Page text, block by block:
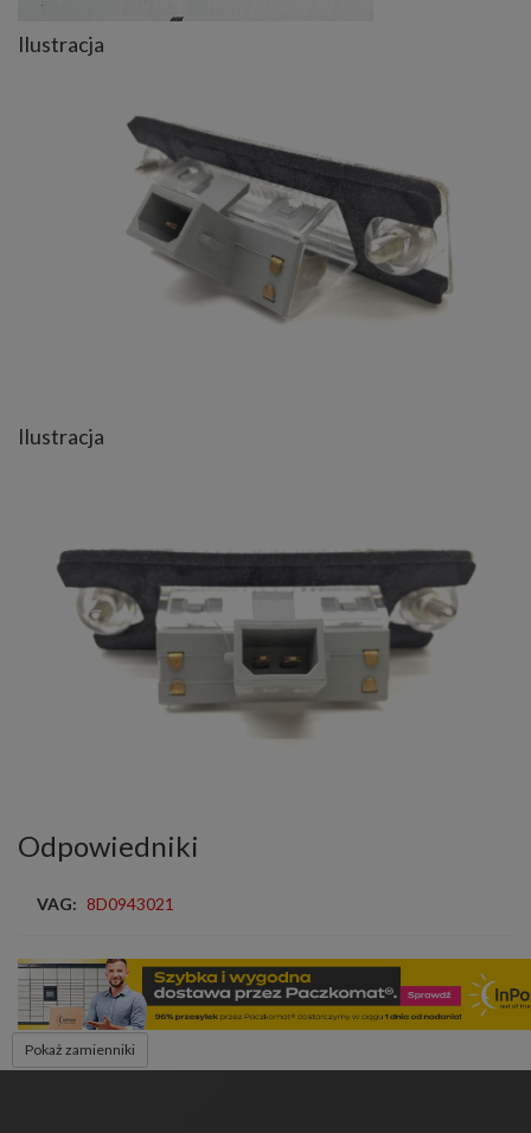
Ilustracja
Ilustracja
Odpowiedniki
VAG: 8D0943021
Pokaż zamienniki